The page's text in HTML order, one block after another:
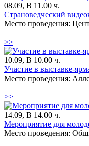
08.09, В 11.00 ч.
Страноведческий
Место проведения:
>>
10.09, В 10.00 ч.
Участие в выставке-
Место проведения:
>>
14.09, В 14.00 ч.
Мероприятие для
Место проведения: